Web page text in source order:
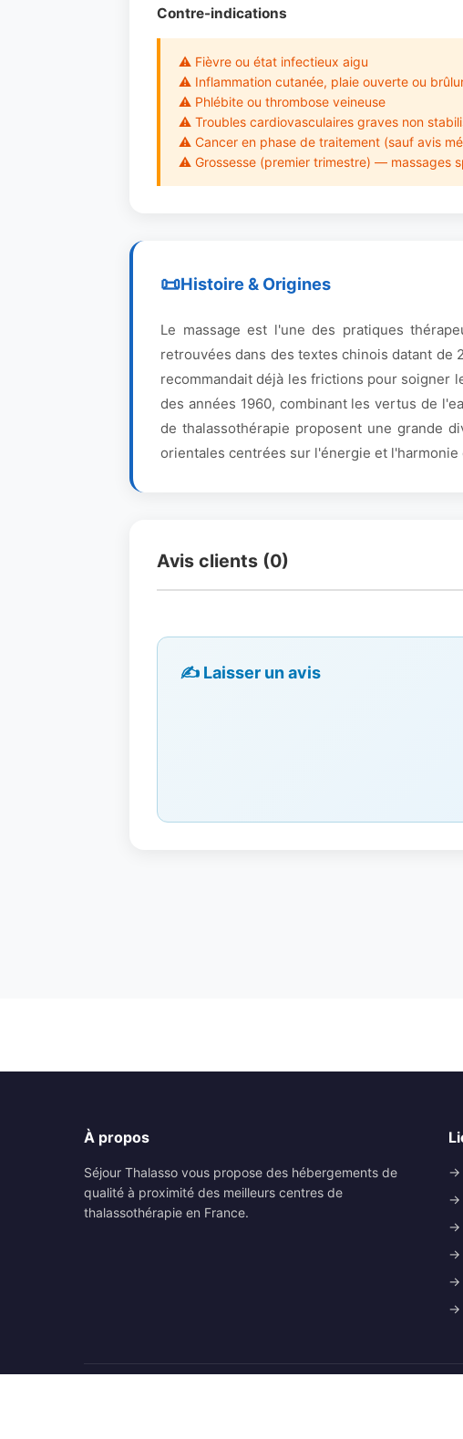
Contre-indications
⚠ Fièvre ou état infectieux aigu
⚠ Inflammation cutanée, plaie ouverte ou
⚠ Phlébite ou thrombose veineuse
⚠ Troubles cardiovasculaires graves non
⚠ Cancer en phase de traitement (sauf avis
⚠ Grossesse (premier trimestre) — massages
Histoire & Origines
Le massage est l'une des pratiques
retrouvées dans des textes chinois datant de
recommandait déjà les frictions pour soigner
des années 1960, combinant les vertus de
de thalassothérapie proposent une grande
orientales centrées sur l'énergie et l'harmonie
Avis clients (0)
✍️ Laisser un avis
À propos
Séjour Thalasso vous propose des hébergements de
qualité à proximité des meilleurs centres de
thalassothérapie en France.
→
→
→
→
→
→